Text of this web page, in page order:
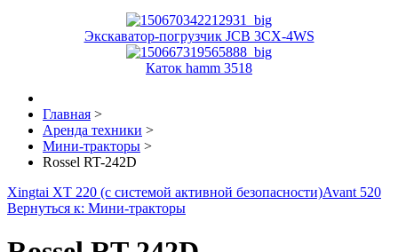
Экскаватор-погрузчик JCB 3CX-4WS
Каток hamm 3518
Главная >
Аренда техники >
Мини-тракторы >
Rossel RT-242D
Xingtai ХТ 220 (с системой активной безопасности)Avant 520
Вернуться к: Мини-тракторы